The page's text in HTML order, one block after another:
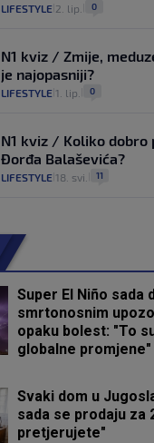
LIFESTYLE 2. lip. 0
N1 kviz / Zmije,
je najopasniji?
LIFESTYLE 1. lip. 0
N1 kviz / Koliko dobro
Đorđa Balaševića?
LIFESTYLE 18. svi. 11
Super El Niño sada
smrtonosnim
opaku bolest: "To
globalne promjene"
Svaki dom u
sada se prodaju za
pretjerujete"